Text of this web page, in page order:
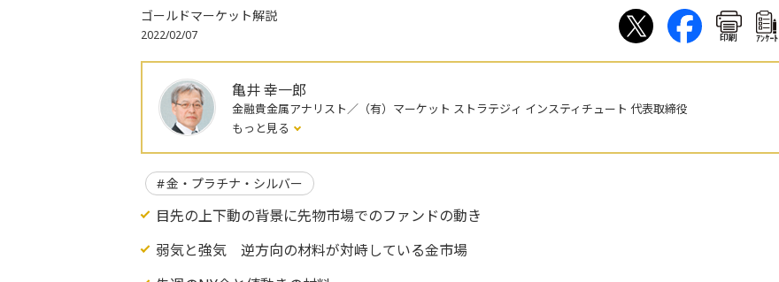
ゴールドマーケット解説
2022/02/07 印刷 ｱﾝｹｰﾄ
亀井 幸一郎
金融貴金属アナリスト／（有）マーケット ストラテジィ インスティチュート 代表取締役
もっと見る
金・プラチナ・シルバー
目先の上下動の背景に先物市場でのファンドの動き
弱気と強気 逆方向の材料が対峙している金市場